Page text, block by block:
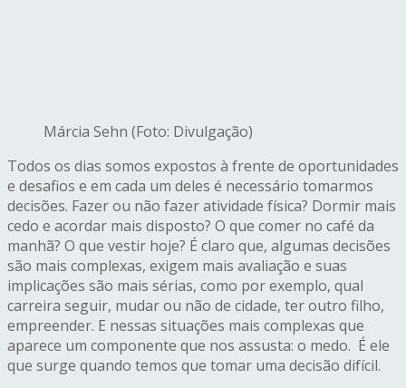
Márcia Sehn (Foto: Divulgação)
Todos os dias somos expostos à frente de oportunidades
e desafios e em cada um deles é necessário tomarmos
decisões. Fazer ou não fazer atividade física? Dormir mais
cedo e acordar mais disposto? O que comer no café da
manhã? O que vestir hoje? É claro que, algumas decisões
são mais complexas, exigem mais avaliação e suas
implicações são mais sérias, como por exemplo, qual
carreira seguir, mudar ou não de cidade, ter outro filho,
empreender. E nessas situações mais complexas que
aparece um componente que nos assusta: o medo. É ele
que surge quando temos que tomar uma decisão difícil.